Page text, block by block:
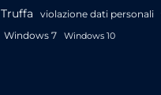
Truffa violazione dati personali
Windows 7 Windows 10